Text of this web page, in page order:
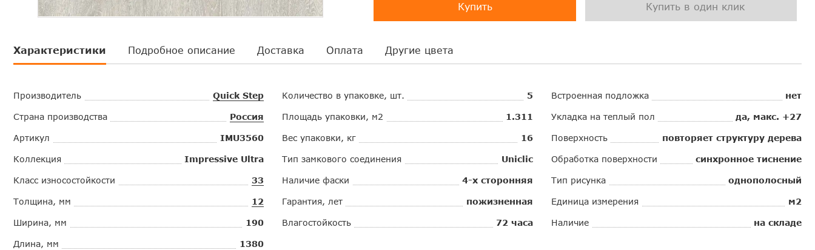
Купить Купить в один клик
Характеристики Подробное описание Доставка Оплата Другие цвета
Производитель Quick Step
Страна производства Россия
Артикул IMU3560
Коллекция Impressive Ultra
Класс износостойкости 33
Толщина, мм 12
Ширина, мм 190
Длина, мм 1380
Количество в упаковке, шт. 5
Площадь упаковки, м2 1.311
Вес упаковки, кг 16
Тип замкового соединения Uniclic
Наличие фаски 4-х сторонняя
Гарантия, лет пожизненная
Влагостойкость 72 часа
Встроенная подложка нет
Укладка на теплый пол да, макс. +27
Поверхность повторяет структуру дерева
Обработка поверхности синхронное тиснение
Тип рисунка однополосный
Единица измерения м2
Наличие на складе